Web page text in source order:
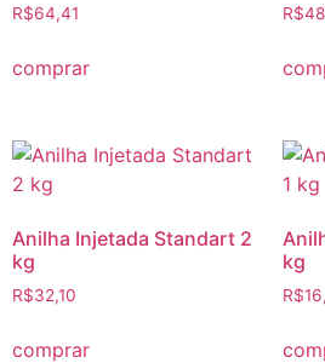
R$64,41
comprar
R$
Anilha Injetada Standart 2
kg
R$32,10
comprar
kg
R$